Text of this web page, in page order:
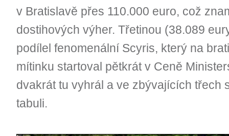
v Bratislavě přes 110.000 euro, což
dostihových výher. Třetinou (38.089
podílel fenomenální Scyris, který na
mítinku startoval pětkrát v Ceně
dvakrát tu vyhrál a ve zbývajících třech
tabuli.